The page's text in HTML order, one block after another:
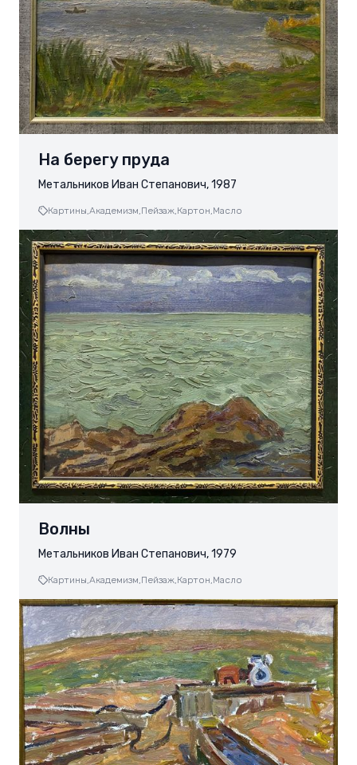
На берегу пруда
Метальников Иван Степанович, 1987
Картины,Академизм,Пейзаж,Картон,Масло
Волны
Метальников Иван Степанович, 1979
Картины, Академизм, Пейзаж, Картон, Масло